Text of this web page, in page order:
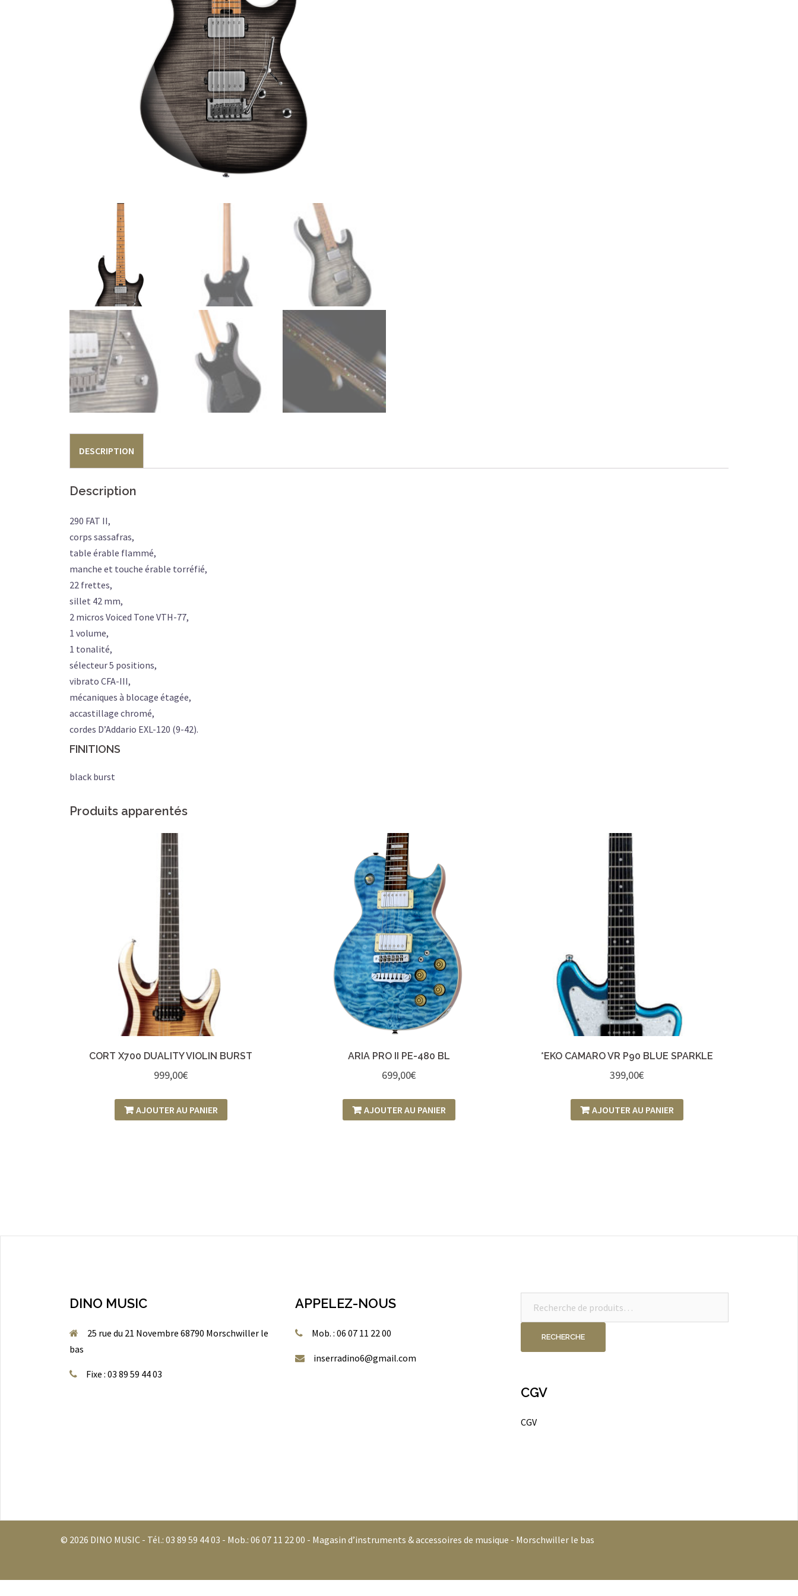
DESCRIPTION
Description
290 FAT II,
corps sassafras,
table érable flammé,
manche et touche érable torréfié,
22 frettes,
sillet 42 mm,
2 micros Voiced Tone VTH-77,
1 volume,
1 tonalité,
sélecteur 5 positions,
vibrato CFA-III,
mécaniques à blocage étagée,
accastillage chromé,
cordes D’Addario EXL-120 (9-42).
FINITIONS
black burst
Produits apparentés
CORT X700 DUALITY VIOLIN BURST
999,00€
AJOUTER AU PANIER
ARIA PRO II PE-480 BL
699,00€
AJOUTER AU PANIER
*EKO CAMARO VR P90 BLUE SPARKLE
399,00€
AJOUTER AU PANIER
DINO MUSIC
25 rue du 21 Novembre 68790 Morschwiller le
bas
Fixe : 03 89 59 44 03
APPELEZ-NOUS
Mob. : 06 07 11 22 00
inserradino6@gmail.com
RECHERCHE
CGV
CGV
© 2026 DINO MUSIC - Tél.: 03 89 59 44 03 - Mob.: 06 07 11 22 00 - Magasin d’instruments & accessoires de musique - Morschwiller le bas